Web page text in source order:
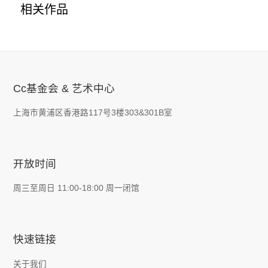
相关作品
Cc基金会 & 艺术中心
上海市黄浦区香港路117号3楼303&301B室
开放时间
周三至周日 11:00-18:00 周一闭馆
快速链接
关于我们